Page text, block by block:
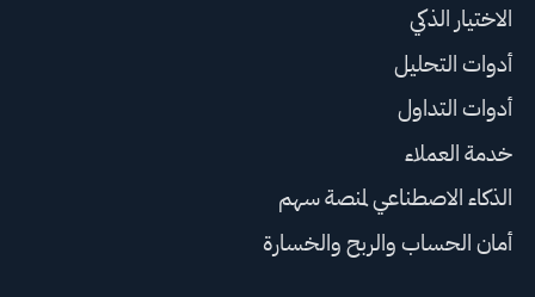
الاختيار الذكي
أدوات التحليل
أدوات التداول
خدمة العملاء
الذكاء الاصطناعي لمنصة سهم
أمان الحساب والربح والخسارة